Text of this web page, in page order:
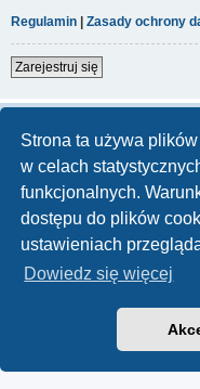
Strona ta używa
w celach
funkcjonalnych.
dostępu do plików
ustawieniach
Dowiedz się więcej
Regulamin | Zasady ochrony
Zarejestruj się
Technologię dostarcza
Zasady